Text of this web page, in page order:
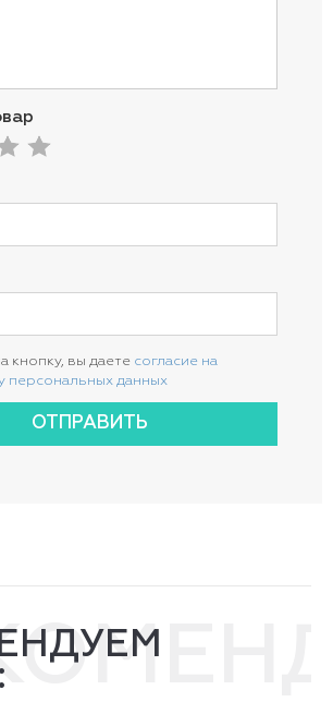
кнопку, вы даете согласие на
персональных данных
ОТПРАВИТЬ